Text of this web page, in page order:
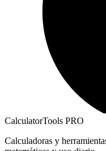
CalculatorTools PRO
Calculadoras y